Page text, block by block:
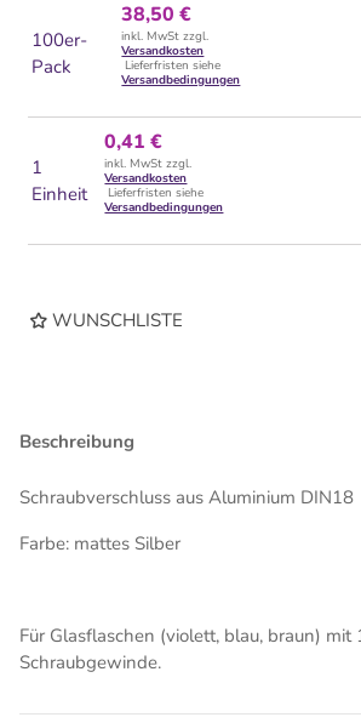
100er-
Pack
38,50 €
inkl. MwSt zzgl.
Versandkosten
Lieferfristen siehe
Versandbedingungen
1
Einheit
0,41 €
inkl. MwSt zzgl.
Versandkosten
Lieferfristen siehe
Versandbedingungen
WUNSCHLISTE
Beschreibung
Schraubverschluss aus Aluminium DIN18
Farbe: mattes Silber
Für Glasflaschen (violett, blau, braun) mit
Schraubgewinde.